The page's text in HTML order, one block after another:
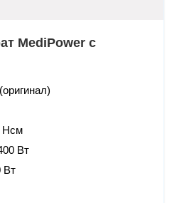
MediPower с
Нсм
Вт
Вт